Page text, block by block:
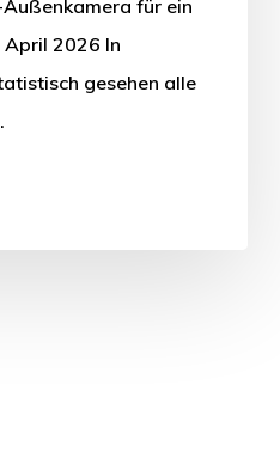
für ein
April 2026 In
gesehen alle